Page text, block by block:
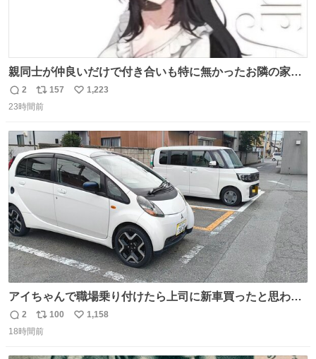
親同士が仲良いだけで付き合いも特に無かったお隣の家に
自分とこの親が外せない用事があるからと半ば強制的に預
けられて空き部屋が無いからたまに見かけるけどロクに会
る恐る部屋の扉を開けた先にこの光景が待ってた時の少年
の反応を答えよ
返
信
2
リ
ポ
ト
数
157
い
数
1,223
23時間前
アイちゃんで職場乗り付けたら上司に新車買ったと思われ
たの嬉しすぎる。 20年落ちの車もやりようによっては新車
っぽく見えるってことよ。 令和の車の横に並べても違和感
返
信
2
リ
ポ
100
い
1,158
18時間前